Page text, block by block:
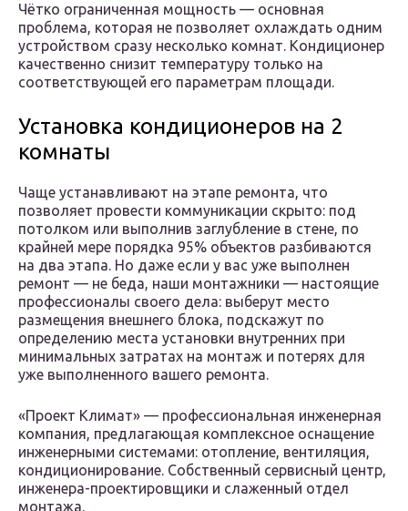
Чётко ограниченная мощность — основная
проблема, которая не позволяет охлаждать одним
устройством сразу несколько комнат. Кондиционер
качественно снизит температуру только на
соответствующей его параметрам площади.
Установка кондиционеров на 2
комнаты
Чаще устанавливают на этапе ремонта, что
позволяет провести коммуникации скрыто: под
потолком или выполнив заглубление в стене, по
крайней мере порядка 95% объектов разбиваются
на два этапа. Но даже если у вас уже выполнен
ремонт — не беда, наши монтажники — настоящие
профессионалы своего дела: выберут место
размещения внешнего блока, подскажут по
определению места установки внутренних при
минимальных затратах на монтаж и потерях для
уже выполненного вашего ремонта.
«Проект Климат» — профессиональная инженерная
компания, предлагающая комплексное оснащение
инженерными системами: отопление, вентиляция,
кондиционирование. Собственный сервисный центр,
инженера-проектировщики и слаженный отдел
монтажа.